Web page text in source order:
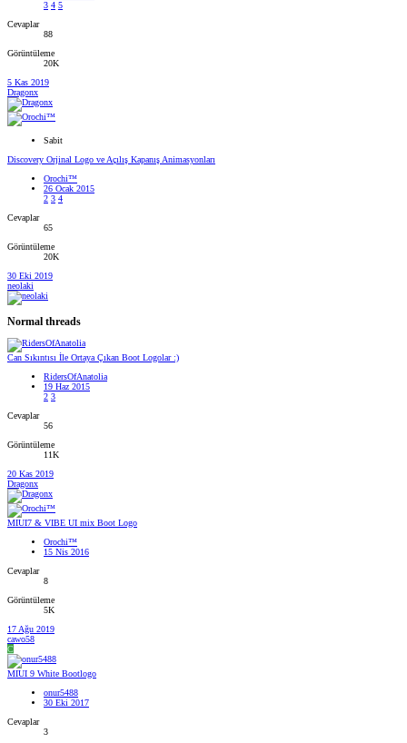
3 4 5
Cevaplar
88
Görüntüleme
20K
5 Kas 2019
Dragonx
Sabit
Discovery Orjinal Logo ve Açılış Kapanış Animasyonları
Orochi™
26 Ocak 2015
2 3 4
Cevaplar
65
Görüntüleme
20K
30 Eki 2019
neolaki
Normal threads
Can Sıkıntısı İle Ortaya Çıkan Boot Logolar :)
RidersOfAnatolia
19 Haz 2015
2 3
Cevaplar
56
Görüntüleme
11K
20 Kas 2019
Dragonx
MIUI7 & VIBE UI mix Boot Logo
Orochi™
15 Nis 2016
Cevaplar
8
Görüntüleme
5K
17 Ağu 2019
cawo58
C
MIUI 9 White Bootlogo
onur5488
30 Eki 2017
Cevaplar
3